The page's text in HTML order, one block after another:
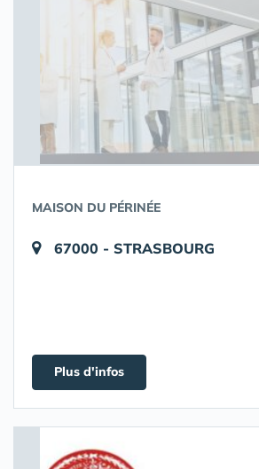
MAISON DU PÉRINÉE
67000 - STRASBOURG
Plus d'infos